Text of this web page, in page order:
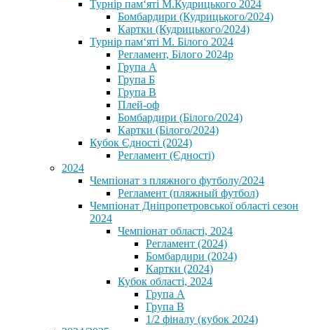
⁨Турнір пам‘яті М.Кудрицького 2024
Бомбардири (Кудрицького/2024)
Картки (Кудрицького/2024)
⁨Турнір пам‘яті М. Білого 2024⁩
Регламент, Білого 2024р
Група А
Група Б
Група В
Плей-оф
Бомбардири (Білого/2024)
Картки (Білого/2024)
Кубок Єдності (2024)
Регламент (Єдності)
2024
Чемпіонат з пляжного футболу/2024
Регламент (пляжный футбол)
Чемпіонат Дніпропетровської області сезон
2024
Чемпіонат області, 2024
Регламент (2024)
Бомбардири (2024)
Картки (2024)
Кубок області, 2024
Група А
Група В
1/2 фіналу (кубок 2024)